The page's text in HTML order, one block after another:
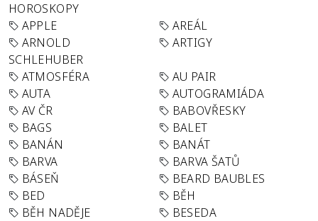
HOROSKOPY
APPLE
AREÁL
ARNOLD
SCHLEHUBER
ARTIGY
ATMOSFÉRA
AU PAIR
AUTA
AUTOGRAMIÁDA
AV ČR
BABOVŘESKY
BAGS
BALET
BANÁN
BANÁT
BARVA
BARVA ŠATŮ
BÁSEŇ
BEARD BAUBLES
BED
BĚH
BĚH NADĚJE
BESEDA